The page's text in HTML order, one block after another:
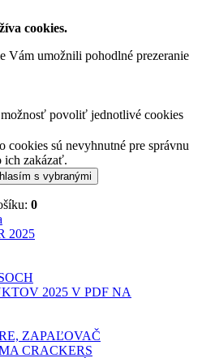
cookies.
Vám umožnili pohodlné prezeranie
možnosť povoliť jednotlivé cookies
cookies sú nevyhnutné pre správnu
ich zakázať.
s vybranými
0
2025
2025 V PDF NA
ZAPAĽOVAČ
CRACKERS